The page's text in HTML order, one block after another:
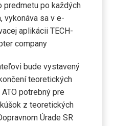
predmetu po každých
vykonáva sa v e-
aplikácii TECH-
company
bude vystavený
teoretických
potrebný pre
z teoretických
Úrade SR